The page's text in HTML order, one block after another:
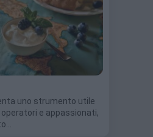
uno strumento utile
e appassionati,